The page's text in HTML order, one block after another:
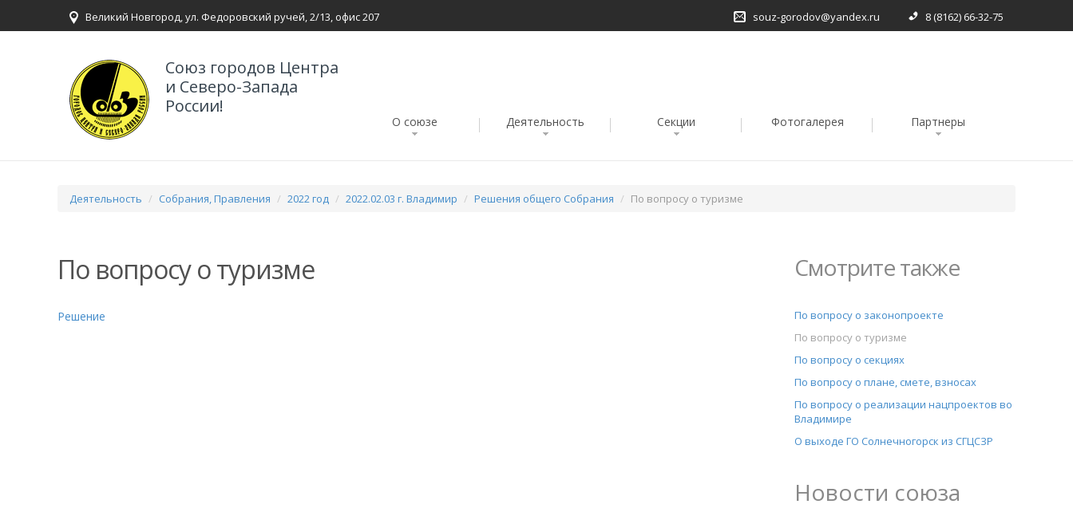
Великий Новгород, ул. Федоровский ручей, 2/13, офис 207 souz-gorodov@yandex.ru 8 (8162) 66-32-75
Союз городов Центра
и Северо-Запада
России!
О союзе Деятельность Секции Фотогалерея Партнеры
Деятельность Собрания, Правления 2022 год 2022.02.03 г. Владимир Решения общего Собрания По вопросу о туризме
По вопросу о туризме
Решение
Смотрите также
По вопросу о законопроекте
По вопросу о туризме
По вопросу о секциях
По вопросу о плане, смете, взносах
По вопросу о реализации нацпроектов во
Владимире
О выходе ГО Солнечногорск из СГЦСЗР
Новости союза